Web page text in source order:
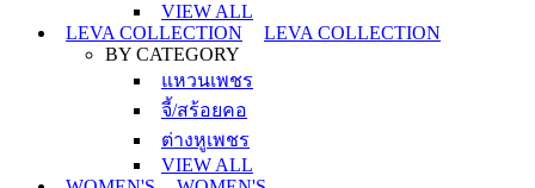
VIEW ALL
LEVA COLLECTION
LEVA COLLECTION
BY CATEGORY
แหวนเพชร
จี้/สร้อยคอ
ต่างหูเพชร
VIEW ALL